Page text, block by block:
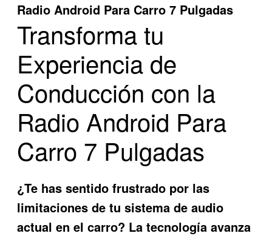
SATELITALES
Radio Android Para Carro 7 Pulgadas
Transforma tu
Experiencia de
Conducción con la
Radio Android Para
Carro 7 Pulgadas
¿Te has sentido frustrado por las
limitaciones de tu sistema de audio
actual en el carro? La tecnología avanza